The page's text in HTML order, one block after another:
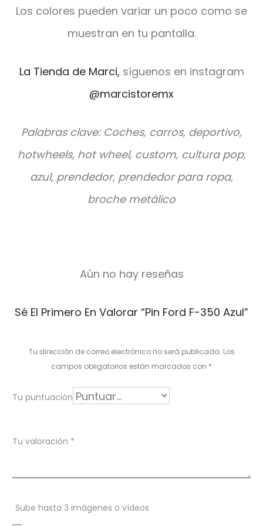
Los colores pueden variar un poco como se
muestran en tu pantalla.
La Tienda de Marci, síguenos en instagram
@marcistoremx
Palabras clave: Coches, carros, deportivo,
hotwheels, hot wheel, custom, cultura pop,
azul, prendedor, prendedor para ropa,
broche metálico
V
a
r
i
o
e
Aún no hay reseñas
Sé El Primero En Valorar “Pin Ford F-350 Azul”
Tu dirección de correo electrónico no será publicada. Los
campos obligatorios están marcados con *
Tu puntuación
Tu valoración *
Sube hasta 3 imágenes o vídeos